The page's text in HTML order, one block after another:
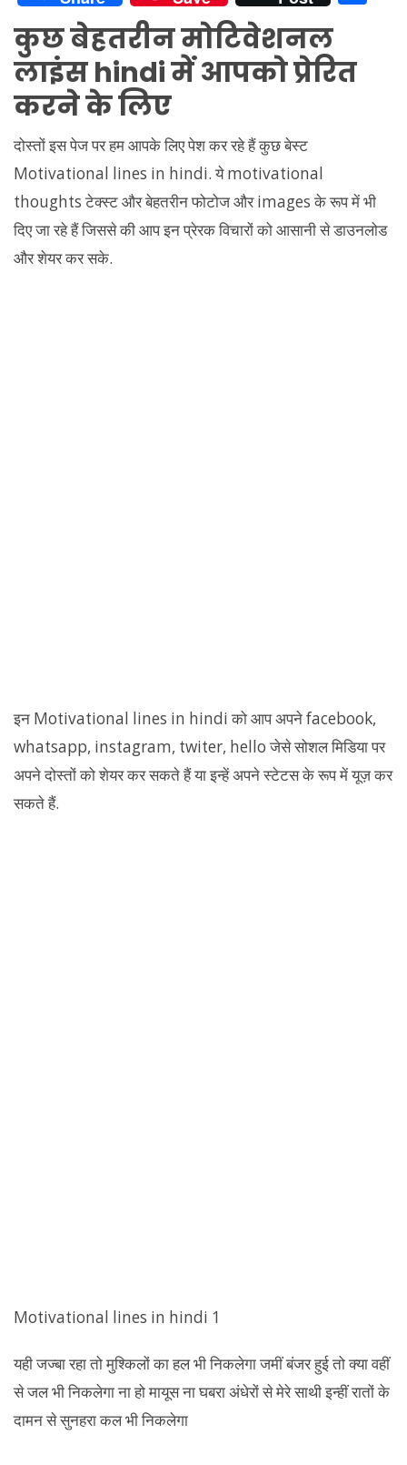
at
s
A
p
p
e
gr
a
m
itt
er
d
di
t
er
e
st
p
y
Li
k
ai
l
k
e
dI
कुछ बेहतरीन मोटिवेशनल
लाइंस hindi में आपको प्रेरित
करने के लिए
दोस्तों इस पेज पर हम आपके लिए पेश कर रहे हैं कुछ बेस्ट
Motivational lines in hindi. ये motivational
thoughts टेक्स्ट और बेहतरीन फोटोज और images के रूप में भी
दिए जा रहे हैं जिससे की आप इन प्रेरक विचारों को आसानी से डाउनलोड
और शेयर कर सके.
इन Motivational lines in hindi को आप अपने facebook,
whatsapp, instagram, twiter, hello जेसे सोशल मिडिया पर
अपने दोस्तों को शेयर कर सकते हैं या इन्हें अपने स्टेटस के रूप में यूज़ कर
सकते हैं.
Motivational lines in hindi 1
यही जज्बा रहा तो मुश्किलों का हल भी निकलेगा जमीं बंजर हुई तो क्या वहीं
से जल भी निकलेगा ना हो मायूस ना घबरा अंधेरों से मेरे साथी इन्हीं रातों के
दामन से सुनहरा कल भी निकलेगा